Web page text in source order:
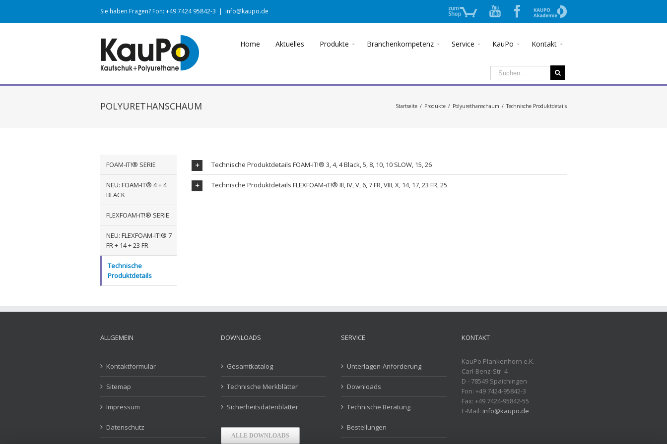
Sie haben Fragen? Fon: +49 7424 95842-3 | info@kaupo.de
Zum
Shop
YouTubeFacebook
zur
Akademie
Home Aktuelles Produkte Branchenkompetenz Service KauPo Kontakt
POLYURETHANSCHAUM Startseite / Produkte / Polyurethanschaum / Technische Produktdetails
Technische Produktdetails FOAM-iT!® 3, 4, 4 Black, 5, 8, 10, 10 SLOW, 15, 26
Technische Produktdetails FLEXFOAM-iT!® III, IV, V, 6, 7 FR, VIII, X, 14, 17, 23 FR, 25
FOAM-IT!® SERIE
NEU: FOAM-IT® 4 + 4
BLACK
FLEXFOAM-iT!® SERIE
NEU: FLEXFOAM-IT!® 7
FR + 14 + 23 FR
Technische
Produktdetails
ALLGEMEIN
Kontaktformular
Sitemap
Impressum
Datenschutz
DOWNLOADS
Gesamtkatalog
Technische Merkblätter
Sicherheitsdatenblätter
ALLE DOWNLOADS
SERVICE
Unterlagen-Anforderung
Downloads
Technische Beratung
Bestellungen
KONTAKT
KauPo Plankenhorn e.K.
Carl-Benz-Str. 4
D - 78549 Spaichingen
Fon: +49 7424-95842-3
Fax: +49 7424-95842-55
E-Mail: info@kaupo.de